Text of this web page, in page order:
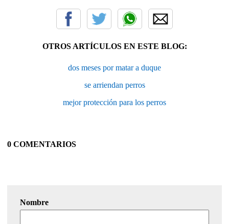
OTROS ARTÍCULOS EN ESTE BLOG:
dos meses por matar a duque
se arriendan perros
mejor protección para los perros
0 COMENTARIOS
Nombre